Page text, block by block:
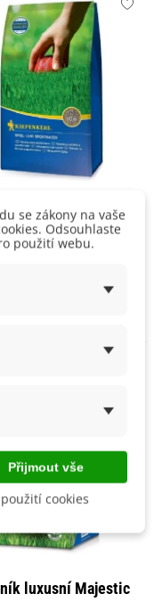
Sport pro hřiště a
- osivo
Přidat do košíku
luxusní Majestic
se zákony na vaše
Odsouhlaste
použití webu.
Přijmout vše
cookies